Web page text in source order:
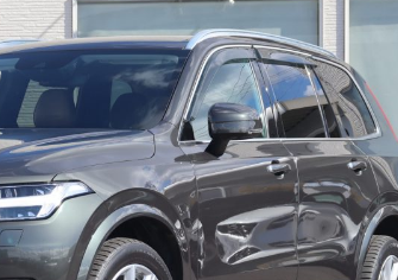
取のお問い合わせ
注文販売の
お問い合わせ